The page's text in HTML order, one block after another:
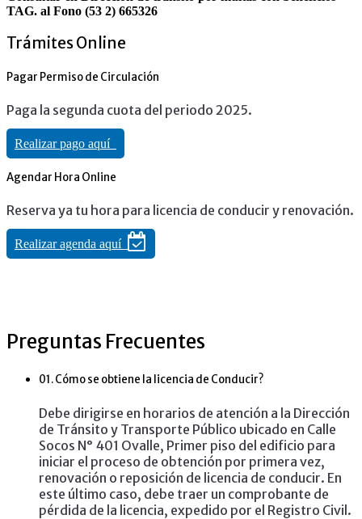
TAG. al Fono (53 2) 665326
Trámites Online
Pagar Permiso de Circulación
Paga la segunda cuota del periodo 2025.
Realizar pago aquí
Agendar Hora Online
Reserva ya tu hora para licencia de conducir y renovación.
Realizar agenda aquí
Preguntas Frecuentes
01.Cómo se obtiene la licencia de Conducir?
Debe dirigirse en horarios de atención a la Dirección
de Tránsito y Transporte Público ubicado en Calle
Socos N° 401 Ovalle, Primer piso del edificio para
iniciar el proceso de obtención por primera vez,
renovación o reposición de licencia de conducir. En
este último caso, debe traer un comprobante de
pérdida de la licencia, expedido por el Registro Civil.